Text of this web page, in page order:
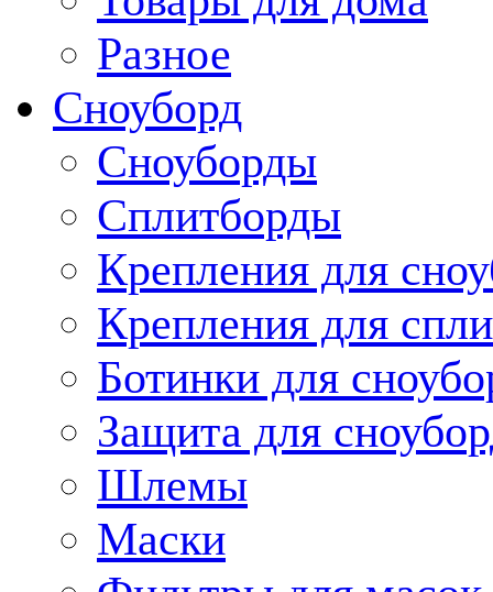
Разное
Сноуборд
Сноуборды
Сплитборды
Крепления для
Крепления для
Ботинки для
Защита для
Шлемы
Маски